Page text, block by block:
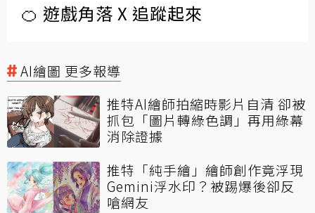
🍊 遊戲角落 X 追蹤起來
AI繪圖 更多報導
推特AI繪師拍縮時影片自清 卻被
抓包「圖片轉綠色調」再用綠幕
消除證據
推特「純手繪」繪師創作竟浮現
Gemini浮水印？被踢爆後卻反
嗆網友